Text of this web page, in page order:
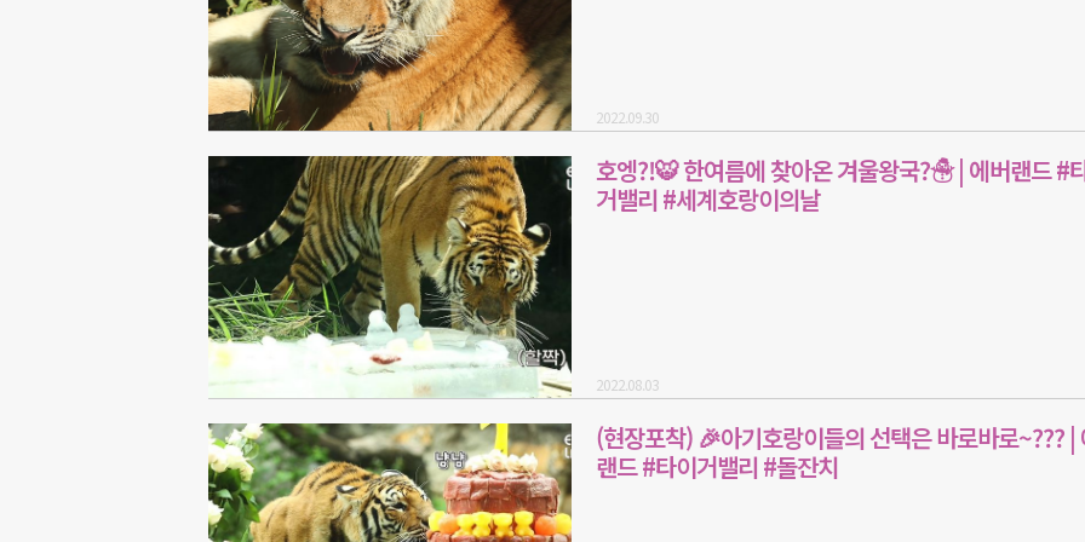
2022.09.30
호엥?!🐯 한여름에 찾아온 겨울왕국?☃ | 에버랜드 #
거밸리 #세계호랑이의날
2022.08.03
(현장포착) 🎉아기호랑이들의 선택은 바로바로~??? |
랜드 #타이거밸리 #돌잔치